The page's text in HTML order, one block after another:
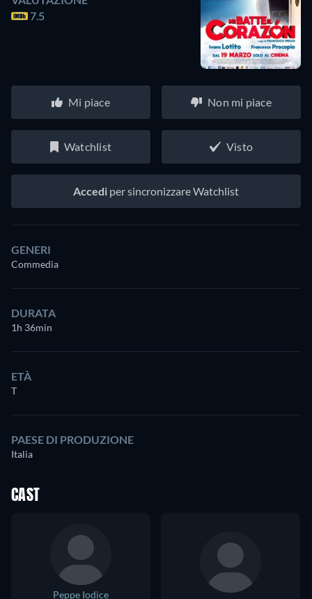
7.5
Mi piace Non mi piace
Watchlist Visto
Accedi per sincronizzare Watchlist
GENERI
Commedia
DURATA
1h 36min
ETÀ
T
PAESE DI PRODUZIONE
Italia
CAST
Peppe Iodice